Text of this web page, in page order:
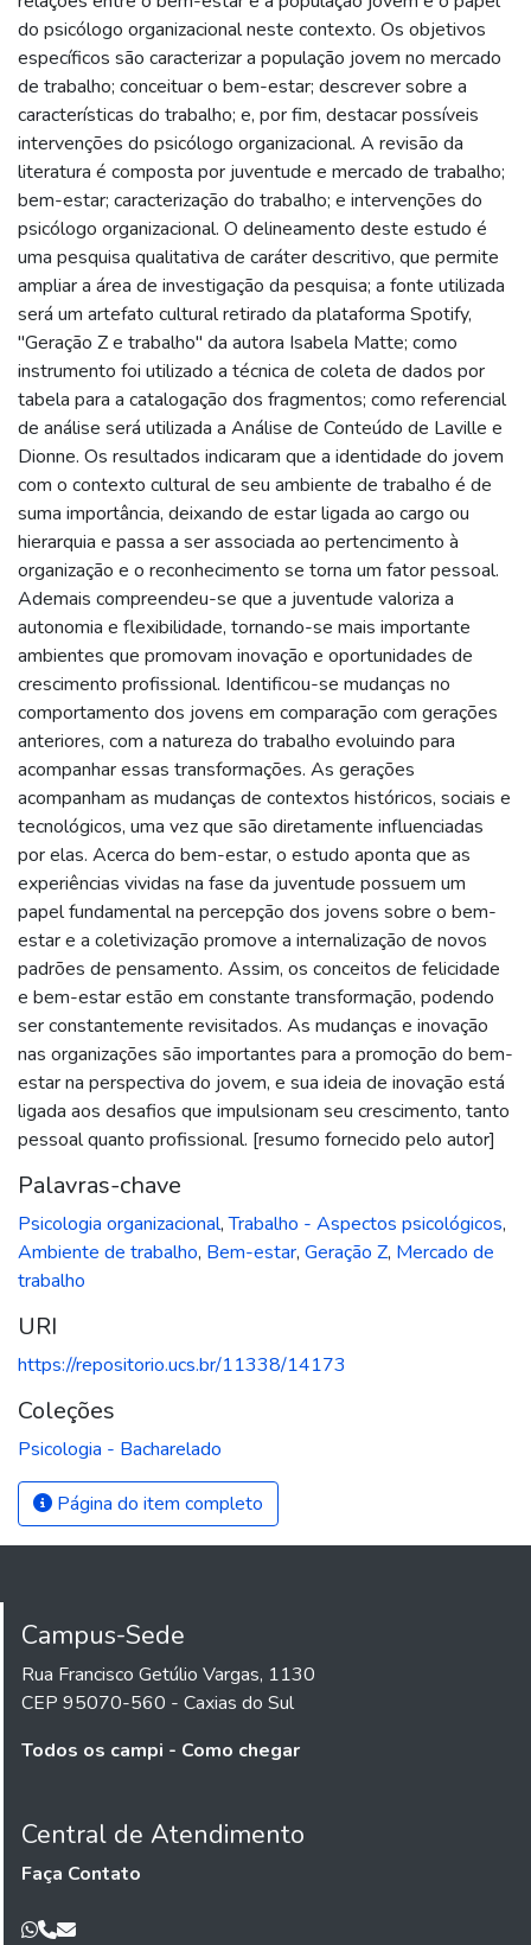
do psicólogo organizacional neste contexto. Os objetivos
específicos são caracterizar a população jovem no mercado
de trabalho; conceituar o bem-estar; descrever sobre a
características do trabalho; e, por fim, destacar possíveis
intervenções do psicólogo organizacional. A revisão da
literatura é composta por juventude e mercado de trabalho;
bem-estar; caracterização do trabalho; e intervenções do
psicólogo organizacional. O delineamento deste estudo é
uma pesquisa qualitativa de caráter descritivo, que permite
ampliar a área de investigação da pesquisa; a fonte utilizada
será um artefato cultural retirado da plataforma Spotify,
"Geração Z e trabalho" da autora Isabela Matte; como
instrumento foi utilizado a técnica de coleta de dados por
tabela para a catalogação dos fragmentos; como referencial
de análise será utilizada a Análise de Conteúdo de Laville e
Dionne. Os resultados indicaram que a identidade do jovem
com o contexto cultural de seu ambiente de trabalho é de
suma importância, deixando de estar ligada ao cargo ou
hierarquia e passa a ser associada ao pertencimento à
organização e o reconhecimento se torna um fator pessoal.
Ademais compreendeu-se que a juventude valoriza a
autonomia e flexibilidade, tornando-se mais importante
ambientes que promovam inovação e oportunidades de
crescimento profissional. Identificou-se mudanças no
comportamento dos jovens em comparação com gerações
anteriores, com a natureza do trabalho evoluindo para
acompanhar essas transformações. As gerações
acompanham as mudanças de contextos históricos, sociais e
tecnológicos, uma vez que são diretamente influenciadas
por elas. Acerca do bem-estar, o estudo aponta que as
experiências vividas na fase da juventude possuem um
papel fundamental na percepção dos jovens sobre o bem-
estar e a coletivização promove a internalização de novos
padrões de pensamento. Assim, os conceitos de felicidade
e bem-estar estão em constante transformação, podendo
ser constantemente revisitados. As mudanças e inovação
nas organizações são importantes para a promoção do bem-
estar na perspectiva do jovem, e sua ideia de inovação está
ligada aos desafios que impulsionam seu crescimento, tanto
pessoal quanto profissional. [resumo fornecido pelo autor]
Palavras-chave
Psicologia organizacional,Trabalho - Aspectos psicológicos,
Ambiente de trabalho, Bem-estar, Geração Z, Mercado de
trabalho
URI
https://repositorio.ucs.br/11338/14173
Coleções
Psicologia - Bacharelado
Página do item completo
Campus-Sede
Rua Francisco Getúlio Vargas, 1130
CEP 95070-560 - Caxias do Sul
Todos os campi - Como chegar
Central de Atendimento
Faça Contato